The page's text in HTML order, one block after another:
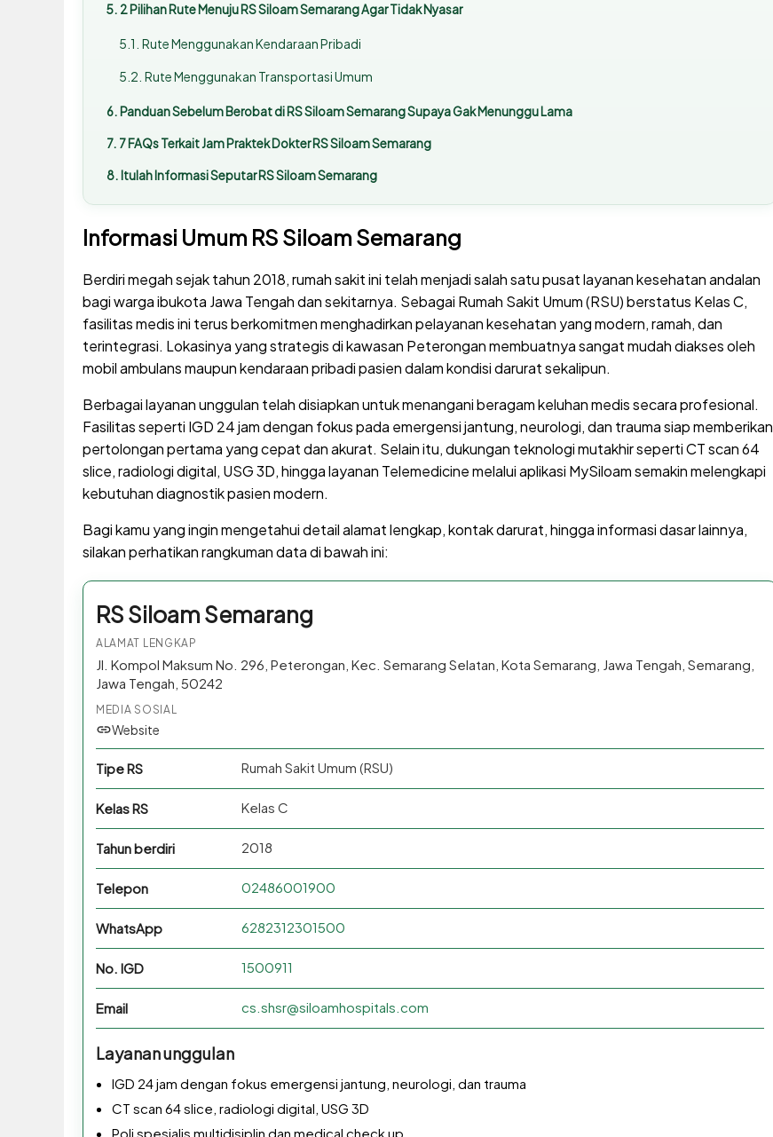
2 Pilihan Rute Menuju RS Siloam Semarang Agar Tidak Nyasar
Rute Menggunakan Kendaraan Pribadi
Rute Menggunakan Transportasi Umum
Panduan Sebelum Berobat di RS Siloam Semarang Supaya Gak Menunggu Lama
7 FAQs Terkait Jam Praktek Dokter RS Siloam Semarang
Itulah Informasi Seputar RS Siloam Semarang
Informasi Umum RS Siloam Semarang
Berdiri megah sejak tahun 2018, rumah sakit ini telah menjadi salah satu pusat layanan kesehatan andalan
bagi warga ibukota Jawa Tengah dan sekitarnya. Sebagai Rumah Sakit Umum (RSU) berstatus Kelas C,
fasilitas medis ini terus berkomitmen menghadirkan pelayanan kesehatan yang modern, ramah, dan
terintegrasi. Lokasinya yang strategis di kawasan Peterongan membuatnya sangat mudah diakses oleh
mobil ambulans maupun kendaraan pribadi pasien dalam kondisi darurat sekalipun.
Berbagai layanan unggulan telah disiapkan untuk menangani beragam keluhan medis secara profesional.
Fasilitas seperti IGD 24 jam dengan fokus pada emergensi jantung, neurologi, dan trauma siap memberikan
pertolongan pertama yang cepat dan akurat. Selain itu, dukungan teknologi mutakhir seperti CT scan 64
slice, radiologi digital, USG 3D, hingga layanan Telemedicine melalui aplikasi MySiloam semakin melengkapi
kebutuhan diagnostik pasien modern.
Bagi kamu yang ingin mengetahui detail alamat lengkap, kontak darurat, hingga informasi dasar lainnya,
silakan perhatikan rangkuman data di bawah ini:
RS Siloam Semarang
ALAMAT LENGKAP
Jl. Kompol Maksum No. 296, Peterongan, Kec. Semarang Selatan, Kota Semarang, Jawa Tengah, Semarang,
Jawa Tengah, 50242
MEDIA SOSIAL
Website
Tipe RS Rumah Sakit Umum (RSU)
Kelas RS Kelas C
Tahun berdiri 2018
Telepon 02486001900
WhatsApp 6282312301500
No. IGD 1500911
Email cs.shsr@siloamhospitals.com
Layanan unggulan
IGD 24 jam dengan fokus emergensi jantung, neurologi, dan trauma
CT scan 64 slice, radiologi digital, USG 3D
Poli spesialis multidisiplin dan medical check up